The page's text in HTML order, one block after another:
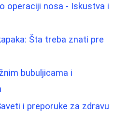
operaciji nosa - Iskustva i
Šta treba znati pre
bubuljicama i
i preporuke za zdravu